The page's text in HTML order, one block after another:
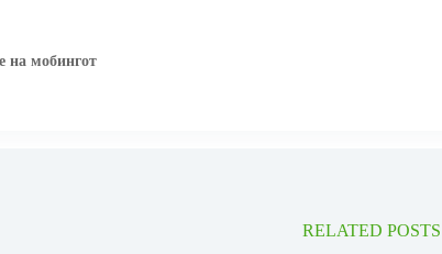
на мобингот
RELATED POSTS